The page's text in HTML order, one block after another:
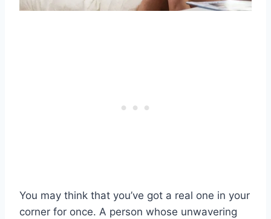
You may think that you’ve got a real one in your
corner for once. A person whose unwavering